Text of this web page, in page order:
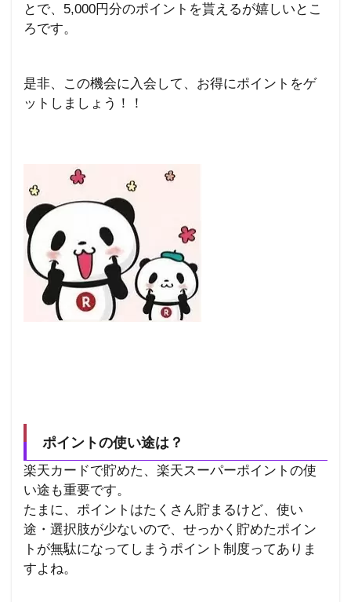
とで、5,000円分のポイントを貰えるが嬉しいとこ
ろです。
是非、この機会に入会して、お得にポイントをゲ
ットしましょう！！
ポイントの使い途は？
楽天カードで貯めた、楽天スーパーポイントの使
い途も重要です。
たまに、ポイントはたくさん貯まるけど、使い
途・選択肢が少ないので、せっかく貯めたポイン
トが無駄になってしまうポイント制度ってありま
すよね。